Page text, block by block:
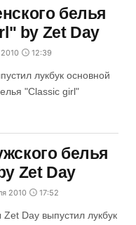
белья
by Zet Day
12:39
лукбук основной
"Classic girl"
белья
Zet Day
2010 17:52
Day выпустил лукбук